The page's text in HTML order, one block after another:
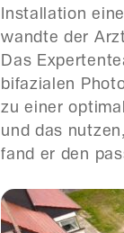
Installation
wandte der
Das
bifazialen
zu einer
und das
fand er den